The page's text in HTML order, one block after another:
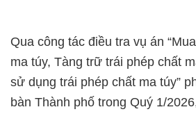
Qua công tác điều tra vụ án
ma túy, Tàng trữ trái phép chất
sử dụng trái phép chất ma túy”
bàn Thành phố trong Quý 1/